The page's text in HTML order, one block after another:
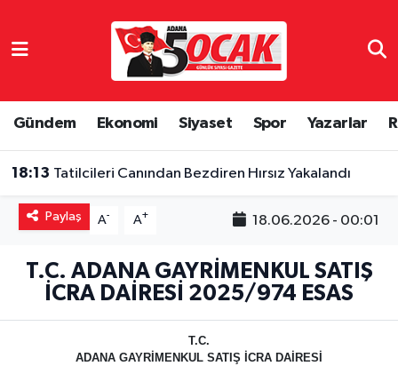
Gündem Ekonomi Siyaset Spor Yazarlar
18:13 Tatilcileri Canından Bezdiren Hırsız Yakalandı
Paylaş A- A+ 18.06.2026 - 00:01
T.C. ADANA GAYRİMENKUL SATIŞ
İCRA DAİRESİ 2025/974 ESAS
T.C.
ADANA GAYRİMENKUL SATIŞ İCRA DAİRESİ
Dünya
Ekonomi
Adana Nöbetçi Eczaneler
Adana Trafik Yoğunluk Haritası
Tüm Manşetler
Son Dakika Haberleri